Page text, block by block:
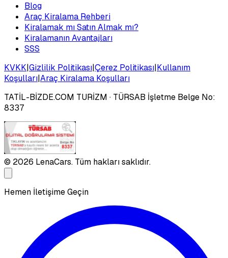
Blog
Araç Kiralama Rehberi
Kiralamak mı Satın Almak mı?
Kiralamanın Avantajları
SSS
KVKK|Gizlilik Politikası|Çerez Politikası|Kullanım
Koşulları|Araç Kiralama Koşulları
TATİL-BİZDE.COM TURİZM · TÜRSAB İşletme Belge No:
8337
© 2026 LenaCars. Tüm hakları saklıdır.
Hemen İletişime Geçin